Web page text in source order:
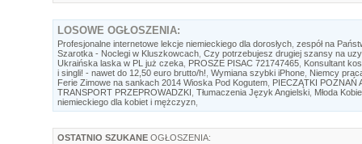
LOSOWE OGŁOSZENIA:
Profesjonalne internetowe lekcje niemieckiego dla dorosłych zespół na
Szarotka - Noclegi w Kluszkowcach Czy potrzebujesz drugiej szansy na
Ukraińska laska w PL już czeka
PROSZE PISAC 721747465
Konsultant
i singli! - nawet do 12,50 euro brutto/h! Wymiana szybki iPhone Niemcy
Ferie Zimowe na sankach 2014 Wioska Pod Kogutem
PIECZĄTKI POZNAŃ
TRANSPORT PRZEPROWADZKI
Tłumaczenia Język Angielski Młoda
niemieckiego dla kobiet i mężczyzn
OSTATNIO SZUKANE OGŁOSZENIA: